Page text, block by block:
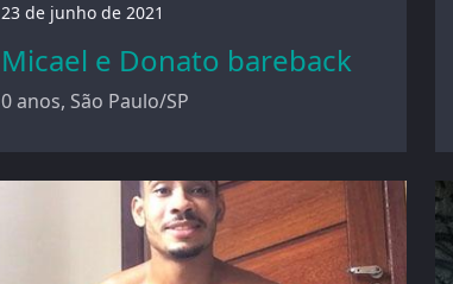
23 de junho de 2021
Micael e Donato bareback
0 anos, São Paulo/SP